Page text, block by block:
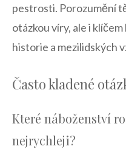
pestrosti. Porozumění
otázkou víry, ale i
historie a mezilidských
Často kladené
Které náboženství
nejrychleji?